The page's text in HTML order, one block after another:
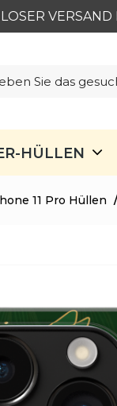
VERSAND
HÜLLEN
11 Pro Hüllen /